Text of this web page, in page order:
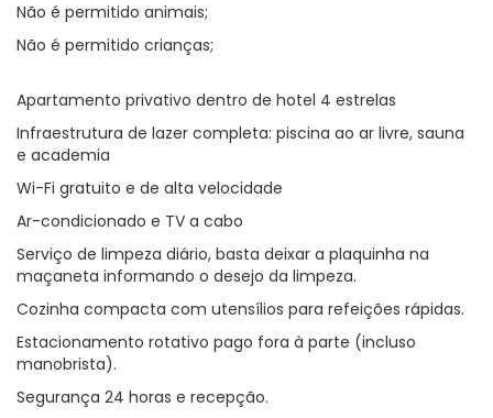
Não é permitido animais;
Não é permitido crianças;
Apartamento privativo dentro de hotel 4 estrelas
Infraestrutura de lazer completa: piscina ao ar livre, sauna
e academia
Wi-Fi gratuito e de alta velocidade
Ar-condicionado e TV a cabo
Serviço de limpeza diário, basta deixar a plaquinha na
maçaneta informando o desejo da limpeza.
Cozinha compacta com utensílios para refeições rápidas.
Estacionamento rotativo pago fora à parte (incluso
manobrista).
Segurança 24 horas e recepção.